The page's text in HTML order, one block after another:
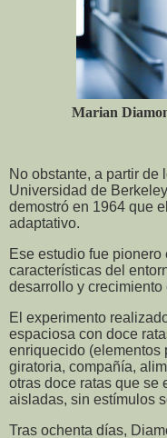
Marian
No obstante, a partir de
Universidad de
demostró en 1964 que
adaptativo.
Ese estudio fue
características del
desarrollo y crecimiento
El experimento
espaciosa con doce
enriquecido (elementos
giratoria, compañía,
otras doce ratas que se
aisladas, sin estímulos
Tras ochenta días,